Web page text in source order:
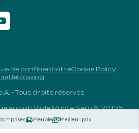
Meublé Meilleur prix
de confidentialitéCookie Policy
- Tous droits réservés
social : Viale Monte Nero 6, 20135,
: 00406960732 - R.E.A. : MI-1838078
libéré : 1.829.649,81 euros